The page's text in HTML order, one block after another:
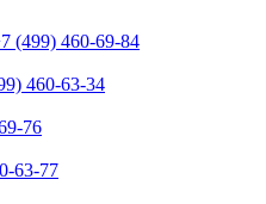
(499) 460-69-84
460-63-34
76
63-77